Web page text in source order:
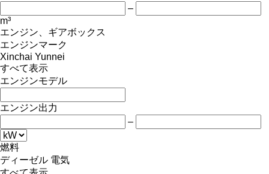
–
m³
エンジン、ギアボックス
エンジンマーク
Xinchai Yunnei
すべて表示
エンジンモデル
エンジン出力
–
燃料
ディーゼル 電気